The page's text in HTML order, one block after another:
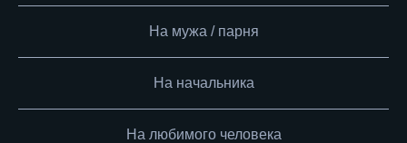
На мужа / парня
На начальника
На любимого человека